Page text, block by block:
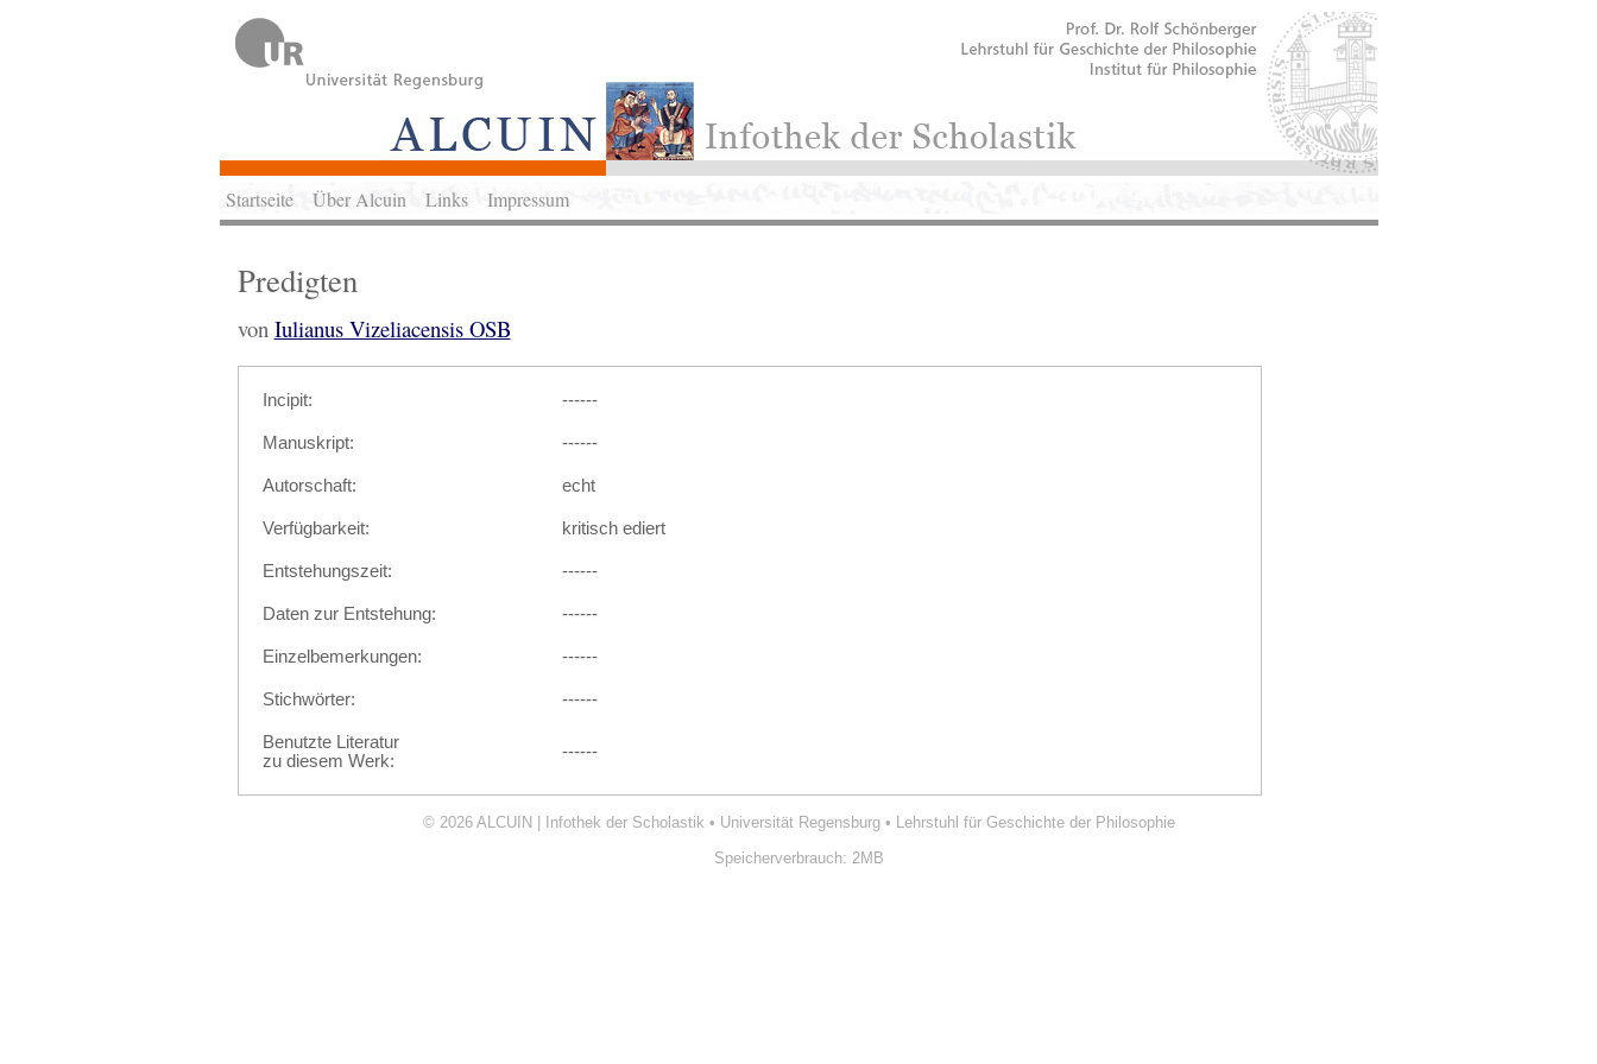
Startseite Über Alcuin Links Impressum
Predigten
von Iulianus Vizeliacensis OSB
Incipit: ------
Manuskript: ------
Autorschaft: echt
Verfügbarkeit: kritisch ediert
Entstehungszeit: ------
Daten zur Entstehung: ------
Einzelbemerkungen: ------
Stichwörter: ------
Benutzte Literatur
zu diesem Werk:
------
© 2026 ALCUIN | Infothek der Scholastik • Universität Regensburg• Lehrstuhl für Geschichte der Philosophie
Speicherverbrauch: 2MB